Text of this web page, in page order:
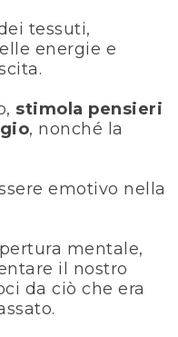
tessuti,
energie e
stimola pensieri
, nonché la
emotivo nella
mentale,
il nostro
da ciò che era